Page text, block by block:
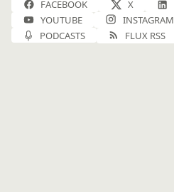
FACEBOOK X
YOUTUBE
INSTAGRAM
PODCASTS
FLUX RSS